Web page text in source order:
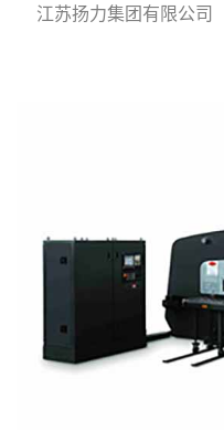
江苏扬力集团有限公司